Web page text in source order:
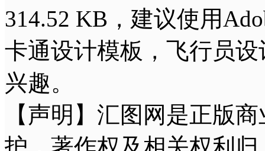
314.52 KB，建议使用
卡通设计模板，飞行员
兴趣。
【声明】汇图网是正版